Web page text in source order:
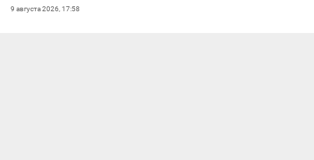
9 августа 2026, 17:58